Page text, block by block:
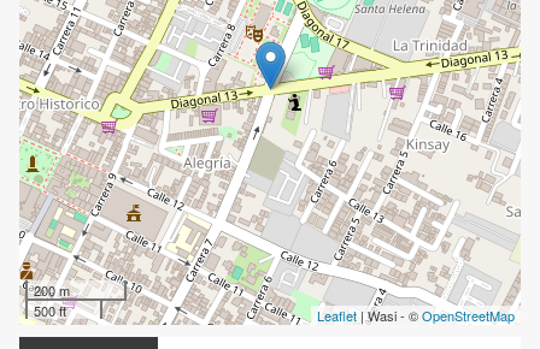
200 m
500 ft
Leaflet | Wasi - ©OpenStreetMap